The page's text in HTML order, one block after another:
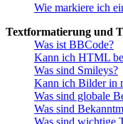
Wie markiere ich
Textformatierung und
Was ist BBCode?
Kann ich HTML
Was sind Smileys?
Kann ich Bilder in
Was sind globale
Was sind
Was sind wichtige